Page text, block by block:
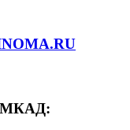
МКАД: